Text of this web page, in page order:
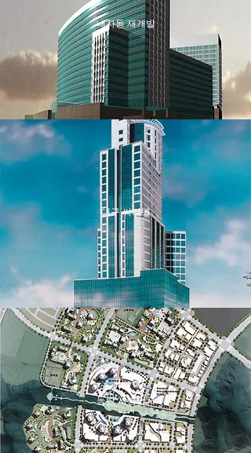
내자동 재개발
대구 씨티텔
동탄 시범단지